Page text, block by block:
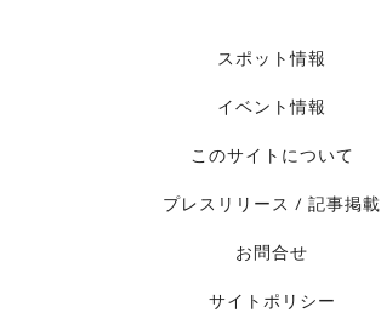
スポット情報
イベント情報
このサイトについて
プレスリリース / 記事掲載
お問合せ
サイトポリシー